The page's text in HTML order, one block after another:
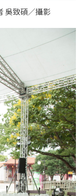
吳致碩／攝影